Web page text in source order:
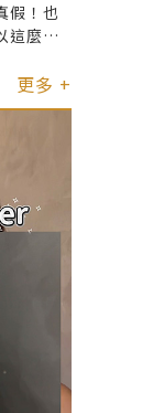
假！也
這麼
抬頭
好挑 不
妳眉
術超
不到3
下眼
更多 +